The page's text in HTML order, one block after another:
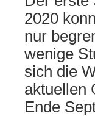
2020
nur
wenige
sich die
aktuellen
Ende